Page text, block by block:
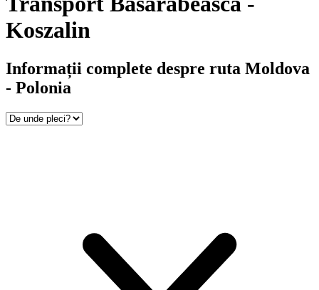
Koszalin
Informații complete despre ruta Moldova
- Polonia